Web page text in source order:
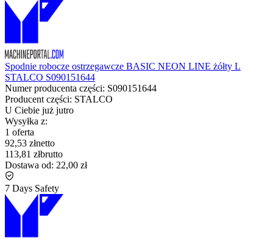
Spodnie robocze ostrzegawcze BASIC NEON LINE żółty L
STALCO S090151644
Numer producenta części: S090151644
Producent części: STALCO
U Ciebie już jutro
Wysyłka z:
1 oferta
92,53 złnetto
113,81 złbrutto
Dostawa od: 22,00 zł
7 Days Safety